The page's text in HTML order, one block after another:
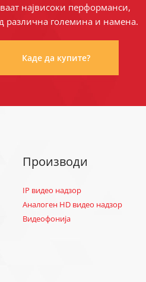
највисоки перформанси,
различна големина и намена.
Каде да купите?
Производи
IP видео надзор
Аналоген HD видео надзор
Видеофонија